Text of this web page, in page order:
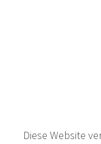
Diese Website